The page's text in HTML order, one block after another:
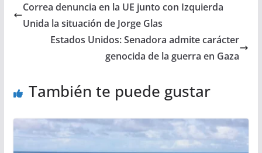
Correa denuncia en la UE junto con Izquierda
Unida la situación de Jorge Glas
Estados Unidos: Senadora admite carácter
genocida de la guerra en Gaza
También te puede gustar